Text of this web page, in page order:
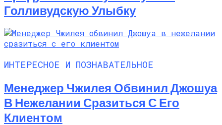
Голливудскую Улыбку
ИНТЕРЕСНОЕ И ПОЗНАВАТЕЛЬНОЕ
Менеджер Чжилея Обвинил Джошуа
В Нежелании Сразиться С Его
Клиентом